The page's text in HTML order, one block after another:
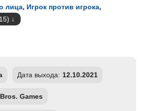
лица, Игрок против игрока,
Дата выхода: 12.10.2021
Games